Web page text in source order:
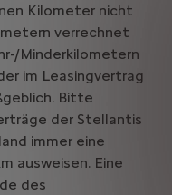
Kilometer nicht
verrechnet
Minderkilometern
im Leasingvertrag
Bitte
der Stellantis
immer eine
ausweisen. Eine
des